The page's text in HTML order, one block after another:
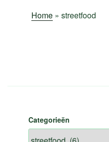
Home » streetfood
Categorieën